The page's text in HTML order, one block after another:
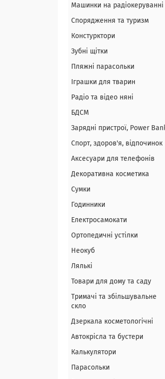
Машинки на радіокеруванні
Спорядження та туризм
Констурктори
Зубні щітки
Пляжні парасольки
Іграшки для тварин
Радіо та відео няні
БДСМ
Зарядні пристрої, Power
Спорт, здоров'я, відпочинок
Аксесуари для телефонів
Декоративна косметика
Сумки
Годинники
Електросамокати
Ортопедичні устілки
Неокуб
Лялькі
Товари для дому та саду
Тримачі та збільшувальне
скло
Дзеркала косметологічні
Автокрісла та бустери
Калькулятори
Парасольки